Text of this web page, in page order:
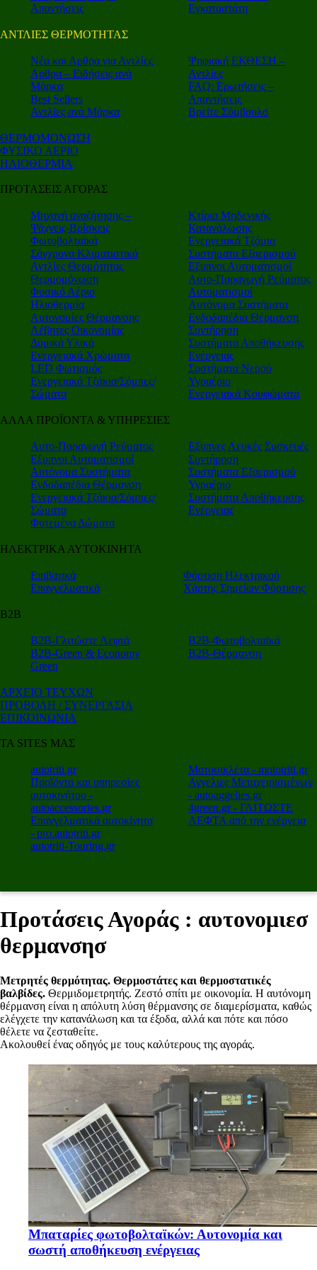
Απαντήσεις
Εγκαταστάτη
ΑΝΤΛΙΕΣ ΘΕΡΜΟΤΗΤΑΣ
Nέα και Αρθρα για Αντλίες
Αρθρα – Ειδήσεις ανά
Μάρκα
Best Sellers
Αντλίες ανά Μάρκα
Ψηφιακή ΕΚΘΕΣΗ –
Αντλίες
FAQ: Ερωτήσεις –
Απαντήσεις
Βρείτε Σύμβουλο
ΘΕΡΜΟΜΟΝΩΣΗ
ΦΥΣΙΚΟ ΑΕΡΙΟ
ΗΛΙΟΘΕΡΜΙΑ
ΠΡΟΤΑΣΕΙΣ ΑΓΟΡΑΣ
Μηχανή αναζήτησης –
Ψάχνεις-Βρίσκεις
Φωτοβολταϊκά
Σύγχρονα Κλιματιστικά
Αντλίες Θερμότητας
Θερμομόνωση
Φυσικό Αέριο
Ηλιοθερμία
Αυτονομίες Θέρμανσης
Λέβητες Οικονομίας
Δομικά Υλικά
Ενεργειακά Χρώματα
LED Φωτισμός
Ενεργειακά Τζάκια/Σόμπες/
Σώματα
Κτίρια Μηδενικής
Κατανάλωσης
Ενεργειακά Τζάμια
Συστήματα Εξαερισμού
Εξυπνοι Αυτοματισμοί
Αυτο-Παραγωγή Ρεύματος
Αυτοματισμοί
Αυτόνομα Συστήματα
Ενδοδαπέδια Θέρμανση
Συντήρηση
Συστήματα Αποθήκευσης
Ενέργειας
Συστήματα Νερού
Υγραέριο
Ενεργειακά Κουφώματα
ΑΛΛΑ ΠΡΟΪΟΝΤΑ & ΥΠΗΡΕΣΙΕΣ
Αυτο-Παραγωγή Ρεύματος
Εξυπνοι Αυτοματισμοί
Αυτόνομα Συστήματα
Ενδοδαπέδια Θέρμανση
Ενεργειακά Τζάκια/Σόμπες/
Σώματα
Φυτεμένα Δώματα
Εξυπνες Λευκές Συσκευές
Συντήρηση
Συστήματα Εξαερισμού
Υγραέριο
Συστήματα Αποθήκευσης
Ενέργειας
ΗΛΕΚΤΡΙΚΑ ΑΥΤΟΚΙΝΗΤΑ
Επιβατικά
Επαγγελματικά
Φόρτιση Ηλεκτρικού
Χάρτης Σημείων Φόρτισης
Β2Β
Β2Β-Γλιτώστε Λεφτά
Β2Β-Green & Economy
Green
Β2Β-Φωτοβολταϊκά
Β2Β-Θέρμανση
ΑΡΧΕΙΟ ΤΕΥΧΩΝ
ΠΡΟΒΟΛΗ / ΣΥΝΕΡΓΑΣΙΑ
ΕΠΙΚΟΙΝΩΝΙΑ
ΤΑ SITES ΜΑΣ
autotriti.gr
Προϊόντα και υπηρεσίες
αυτοκινήτου -
autoaccessories.gr
Επαγγελματικά αυτοκίνητα
- pro.autotriti.gr
autotriti-Touring.gr
Μοτοσικλέτα - mototriti.gr
Αγγελιες Μεταχειρισμένων
- autoaggelies.gr
4green.gr - ΓΛΙΤΩΣΤΕ
ΛΕΦΤΑ από την ενέργεια
Προτάσεις Αγοράς : αυτονομιεσ
θερμανσησ
Μετρητές θερμότητας. Θερμοστάτες και θερμοστατικές
βαλβίδες. Θερμιδομετρητής. Ζεστό σπίτι με οικονομία. Η αυτόνομη
θέρμανση είναι η απόλυτη λύση θέρμανσης σε διαμερίσματα, καθώς
ελέγχετε την κατανάλωση και τα έξοδα, αλλά και πότε και πόσο
θέλετε να ζεσταθείτε.
Ακολουθεί ένας οδηγός με τους καλύτερους της αγοράς.
Μπαταρίες φωτοβολταϊκών: Αυτονομία και
σωστή αποθήκευση ενέργειας